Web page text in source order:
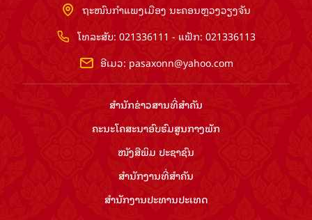
ຖະໜົນກຳແພງເມືອງ ນະຄອນຫຼວງວຽງຈັນ
ໂທລະສັບ: 021336111 - ແຟັກ: 021336113
ອີເມວ: pasaxonn@yahoo.com
ສຳ​ນັກ​ຂ່າວ​ສານ​ທີ່​ສຳ​ຄັນ​
ຄະນະໂຄສະນາອົບຮົມ​ສູນ​ກາງ​ພັກ
ໜັງສືພິມ ປະ​ຊາ​ຊົນ
ສຳ​ນັກ​ງານ​ທີ່​ສຳ​ຄັນ
ສຳ​ນັກ​ງານ​ປະ​ທານ​ປະ​ເທດ